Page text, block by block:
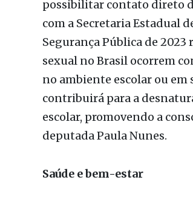
De acordo com o texto da
possibilitar contato direto
com a Secretaria Estadual
Segurança Pública de 2023
sexual no Brasil ocorrem
no ambiente escolar ou em
contribuirá para a
deputada Paula Nunes.